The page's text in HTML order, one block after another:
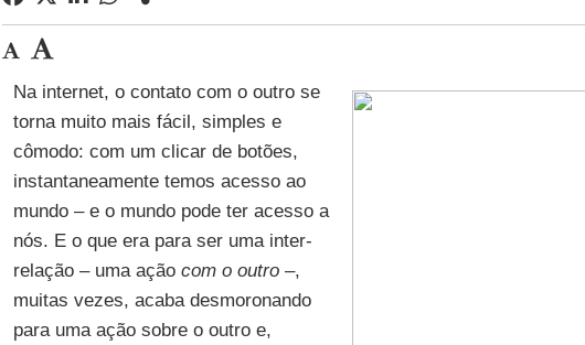
Na internet, o contato com o outro se
torna muito mais fácil, simples e
cômodo: com um clicar de botões,
instantaneamente temos acesso ao
mundo – e o mundo pode ter acesso a
nós. E o que era para ser uma inter-
relação – uma ação com o outro–,
muitas vezes, acaba desmoronando
para uma ação sobre o outro e,